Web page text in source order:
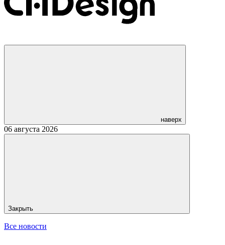
наверх
06 августа 2026
Закрыть
Все новости